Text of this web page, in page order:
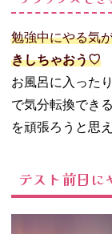
勉強中にやる気
きしちゃおう♡
お風呂に入った
で気分転換でき
を頑張ろうと思
テスト前日に